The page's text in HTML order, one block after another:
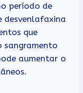
período de
desvenlafaxina
que
sangramento
aumentar o